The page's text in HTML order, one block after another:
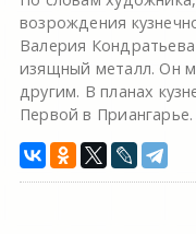
возрождения
Валерия
изящный металл. Он
другим. В планах
Первой в Приангарье.